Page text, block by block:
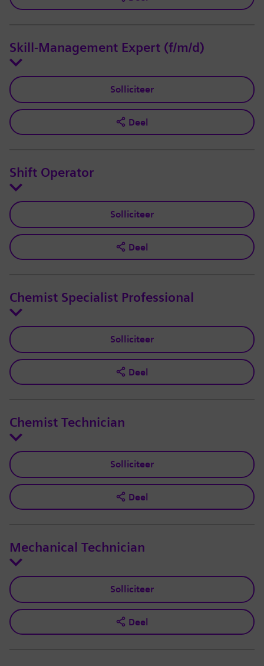
Skill-Management Expert (f/m/d)
Solliciteer
Deel
Shift Operator
Solliciteer
Deel
Chemist Specialist Professional
Solliciteer
Deel
Chemist Technician
Solliciteer
Deel
Mechanical Technician
Solliciteer
Deel